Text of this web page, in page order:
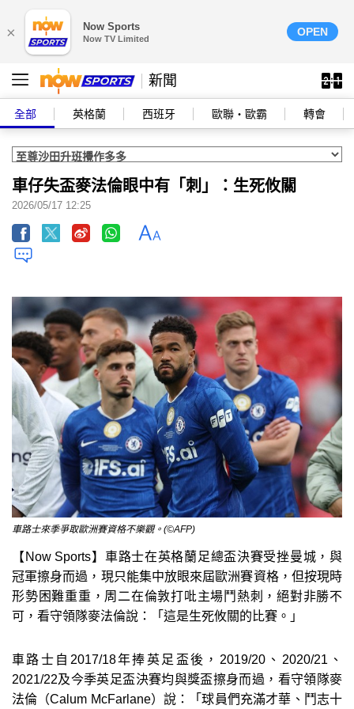
× Now Sports
Now TV Limited
OPEN
新聞
全部 英格蘭 西班牙 歐聯‧歐霸 轉會
車仔失盃麥法倫眼中有「刺」：生死攸關
2026/05/17 12:25
車路士來季爭取歐洲賽資格不樂觀。(©AFP)
【Now Sports】車路士在英格蘭足總盃決賽受挫曼城，與
冠軍擦身而過，現只能集中放眼來屆歐洲賽資格，但按現時
形勢困難重重，周二在倫敦打吡主場鬥熱刺，絕對非勝不
可，看守領隊麥法倫說：「這是生死攸關的比賽。」
車路士自2017/18年捧英足盃後，2019/20、2020/21、
2021/22及今季英足盃決賽均與獎盃擦身而過，看守領隊麥
法倫（Calum McFarlane）說：「球員們充滿才華、鬥志十